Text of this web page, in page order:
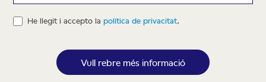
He llegit i accepto lapolítica de privacitat.
Vull rebre més informació